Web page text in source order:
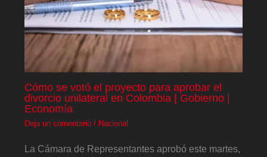
Cómo se votó el proyecto para aprobar el
divorcio unilateral en Colombia | Gobierno |
Economía
Deja un comentario / Nacional
La Cámara de Representantes aprobó este martes,